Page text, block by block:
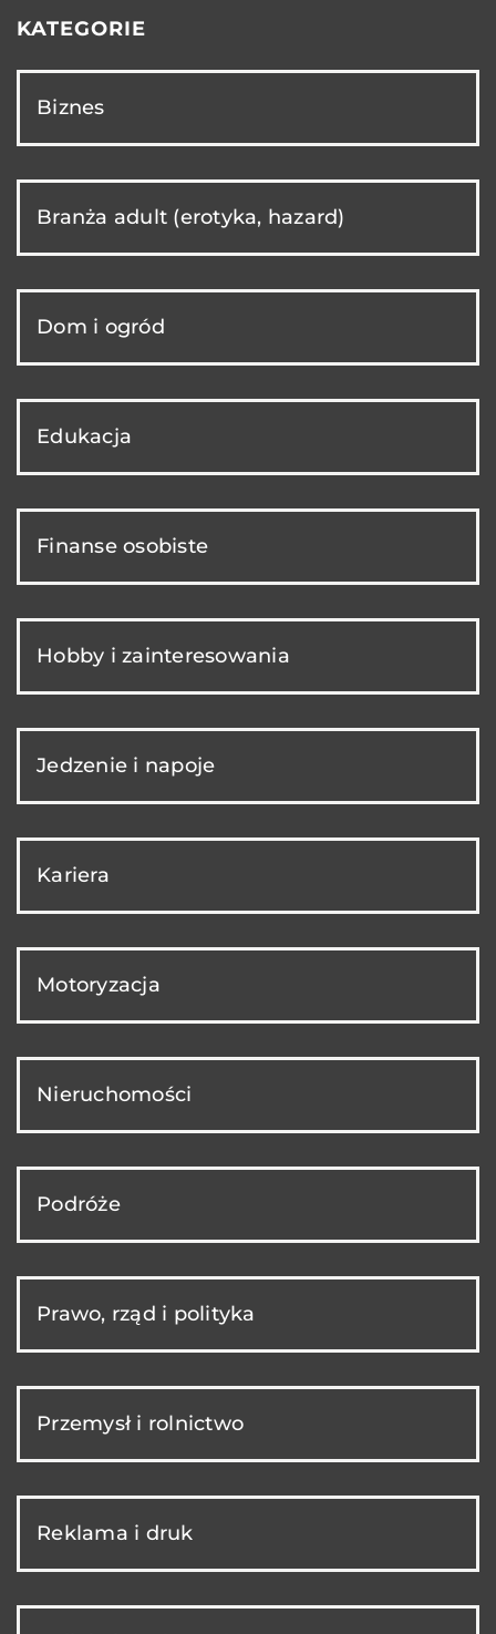
KATEGORIE
Biznes
Branża adult (erotyka, hazard)
Dom i ogród
Edukacja
Finanse osobiste
Hobby i zainteresowania
Jedzenie i napoje
Kariera
Motoryzacja
Nieruchomości
Podróże
Prawo, rząd i polityka
Przemysł i rolnictwo
Reklama i druk